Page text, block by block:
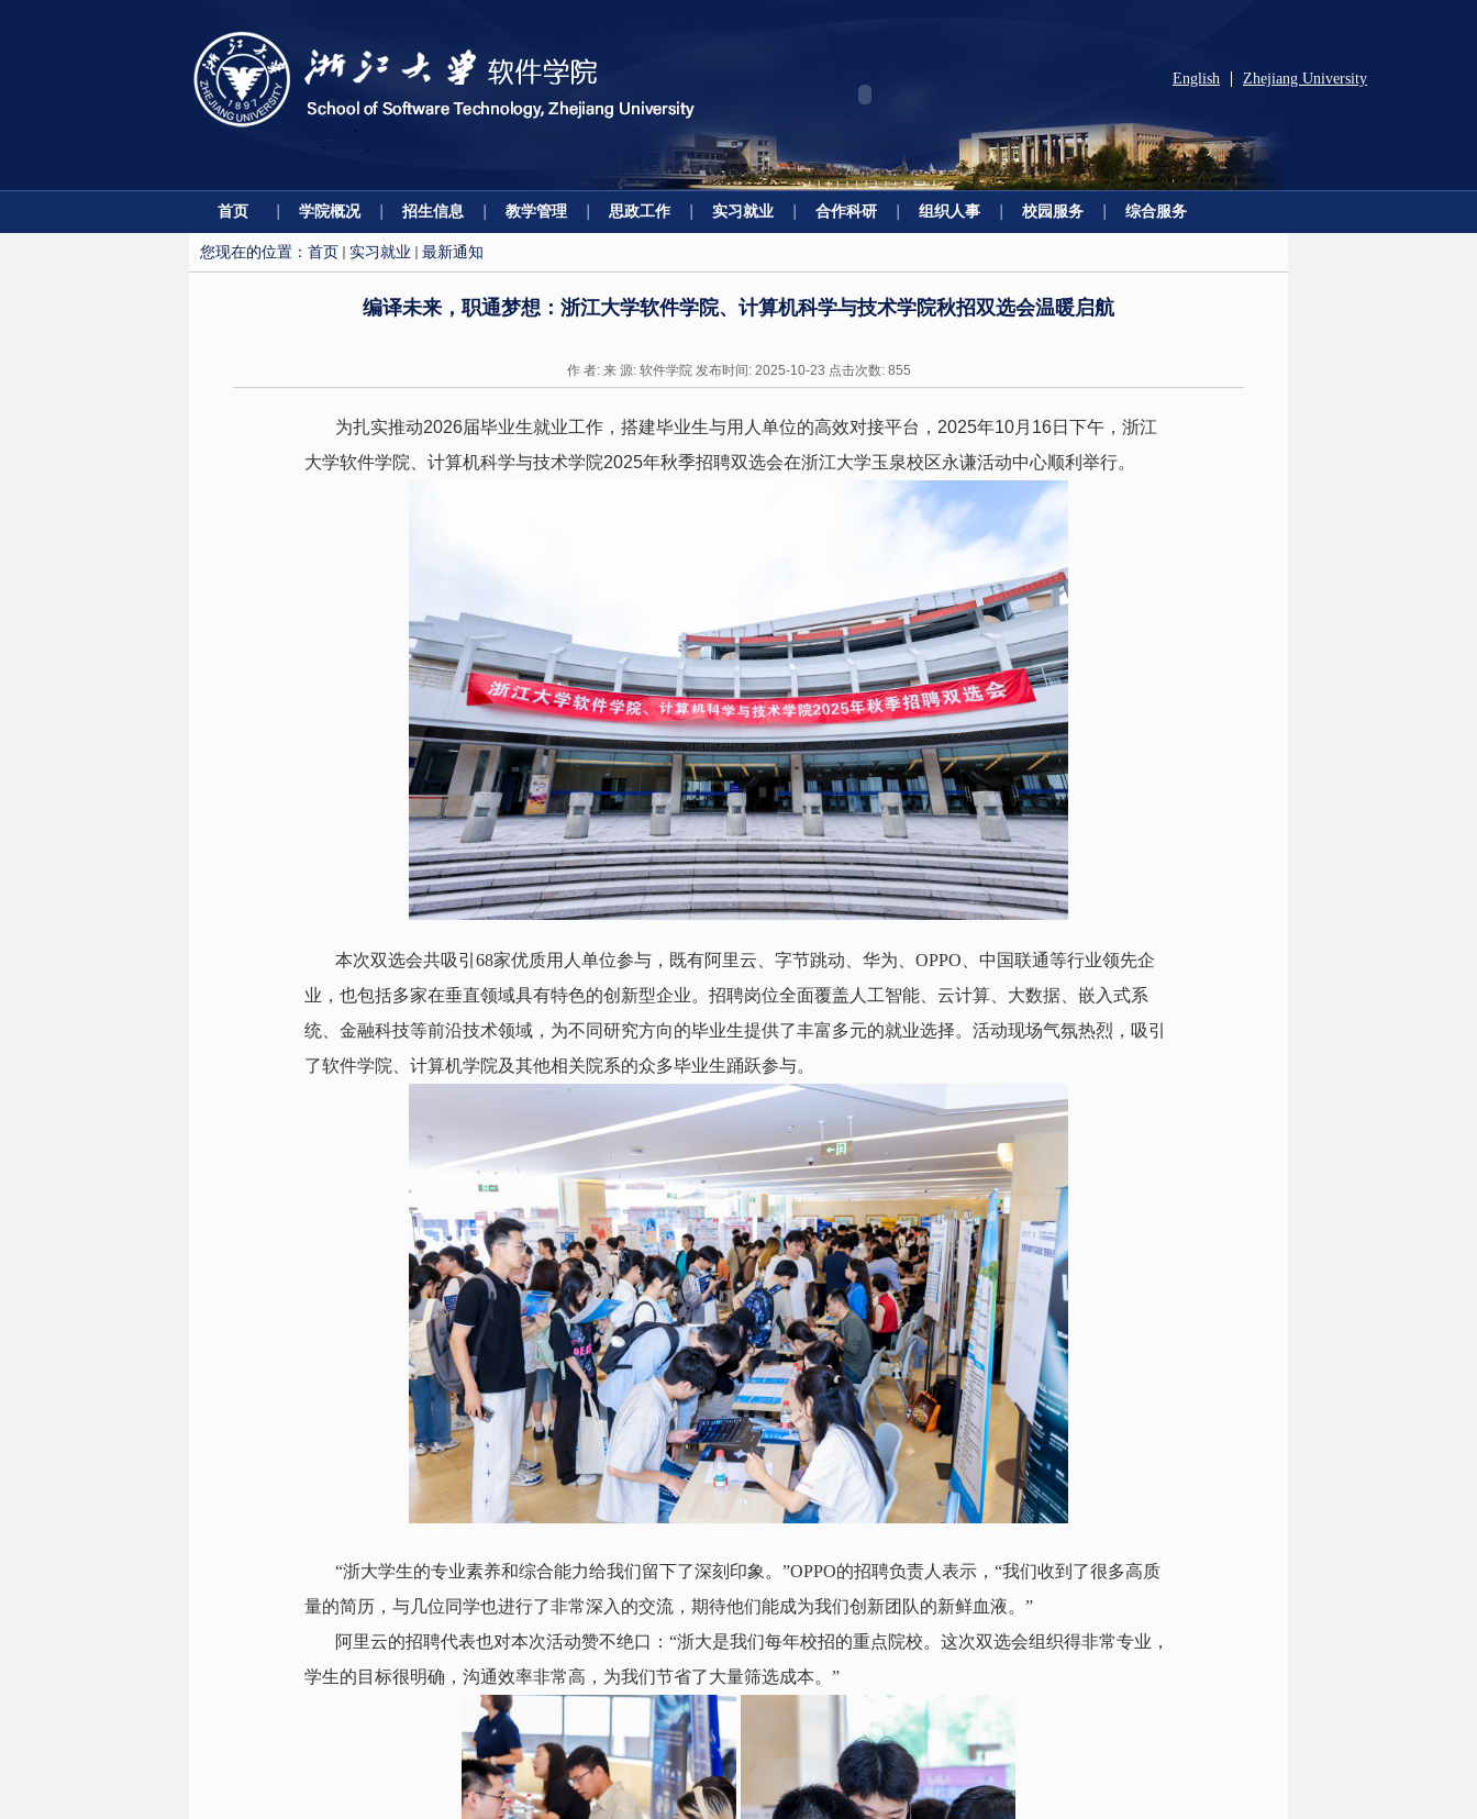
Zhejiang University
English
首页 学院概况 招生信息 教学管理 思政工作 实习就业 合作科研 组织人事 校园服务 综合服务
您现在的位置： 首页 实习就业 最新通知
编译未来，职通梦想：浙江大学软件学院、计算机科学与技术学院秋招双选会温暖启航
作 者: 来 源: 软件学院 发布时间: 2025-10-23 点击次数: 855
为扎实推动2026届毕业生就业工作，搭建毕业生与用人单位的高效对接平台， 2025年10月 16日下午，浙江
大学软件学院、计算机科学与技术学院2025年秋季招聘双选会在浙江大学玉泉校区永谦活动中心顺利举行。
本次双选会共吸引 68家优质用人单位参与，既有阿里云、字节跳动、华为、 OPPO 、中国联通等行业领先企
业，也包括多家在垂直领域具有特色的创新型企业。招聘岗位全面覆盖人工智能、云计算、大数据、嵌入式系
统、金融科技等前沿技术领域，为不同研究方向的毕业生提供了丰富多元的就业选择。活动现场气氛热烈，吸引
了软件学院、计算机学院及其他相关院系的众多毕业生踊跃参与。
“浙大学生的专业素养和综合能力给我们留下了深刻印象。”OPPO的招聘负责人表示，“我们收到了很多高质
量的简历，与几位同学也进行了非常深入的交流，期待他们能成为我们创新团队的新鲜血液。”
阿里云的招聘代表也对本次活动赞不绝口：“浙大是我们每年校招的重点院校。这次双选会组织得非常专业，
学生的目标很明确，沟通效率非常高，为我们节省了大量筛选成本。”